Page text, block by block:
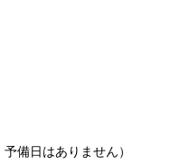
備日はありません）